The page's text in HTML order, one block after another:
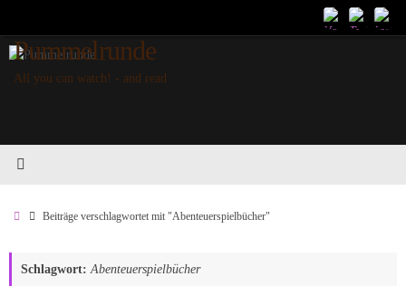
springen
Pummelrunde
All you can watch! - and read
StartBeiträge verschlagwortet mit "Abenteuerspielbücher"
Schlagwort:Abenteuerspielbücher